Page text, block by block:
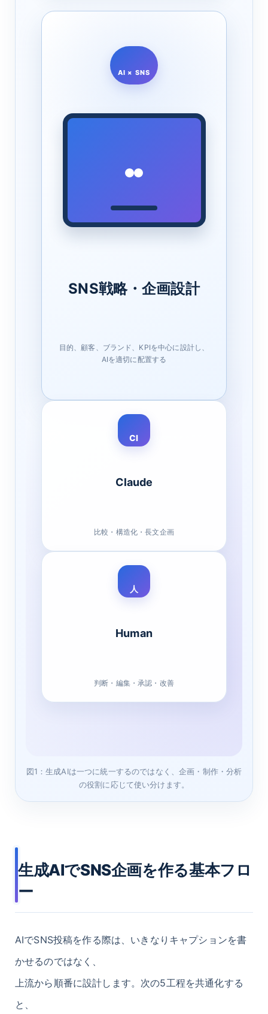
AI × SNS
SNS戦略・企画設計
目的、顧客、ブランド、KPIを中心に設計し、
AIを適切に配置する
Cl
Claude
比較・構造化・長文企画
人
Human
判断・編集・承認・改善
図1：生成AIは一つに統一するのではなく、企画・制作・分析
の役割に応じて使い分けます。
生成AIでSNS企画を作る基本フロ
ー
AIでSNS投稿を作る際は、いきなりキャプションを書
かせるのではなく、
上流から順番に設計します。次の5工程を共通化する
と、